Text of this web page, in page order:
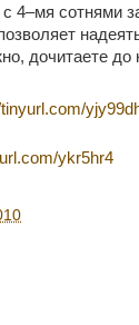
4–мя сотнями
дочитаете до
tinyurl.com/
ykr5hr4